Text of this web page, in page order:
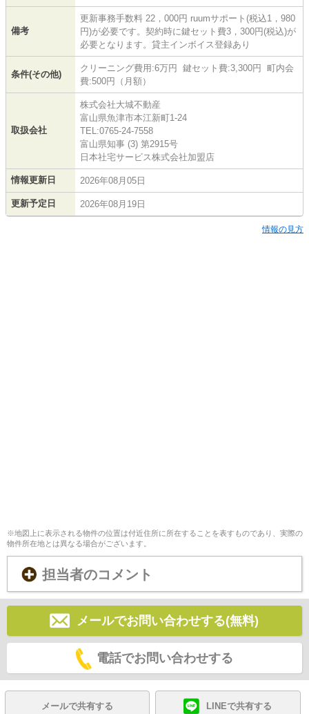
備考
更新事務手数料 22，000円 ruumサポート(税込1，980
円)が必要です。契約時に鍵セット費3，300円(税込)が
必要となります。貸主インボイス登録あり
条件(その他)
クリーニング費用:6万円 鍵セット費:3,300円 町内会
費:500円（月額）
取扱会社
株式会社大城不動産
富山県魚津市本江新町1-24
TEL:0765-24-7558
富山県知事 (3) 第2915号
日本社宅サービス株式会社加盟店
情報更新日 2026年08月05日
更新予定日 2026年08月19日
情報の見方
※地図上に表示される物件の位置は付近住所に所在することを表すものであり、実際の
物件所在地とは異なる場合がございます。
担当者のコメント
メールでお問い合わせする(無料)
電話でお問い合わせする
メールで共有する LINEで共有する